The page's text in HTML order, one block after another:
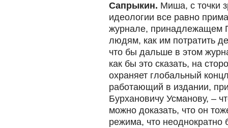
Сапрыкин. Миша, с точки
идеологии все равно
журнале, принадлежащем
людям, как им потратить
что бы дальше в этом
как бы это сказать, на
охраняет глобальный
работающий в издании,
Бурхановичу Усманову, –
можно доказать, что он
режима, что